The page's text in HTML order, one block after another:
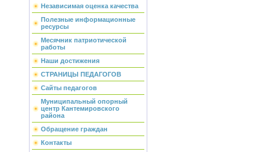
Независимая оценка качества
Полезные информационные
ресурсы
Месячник патриотической
работы
Наши достижения
СТРАНИЦЫ ПЕДАГОГОВ
Сайты педагогов
Муниципальный опорный
центр Кантемировского
района
Обращение граждан
Контакты